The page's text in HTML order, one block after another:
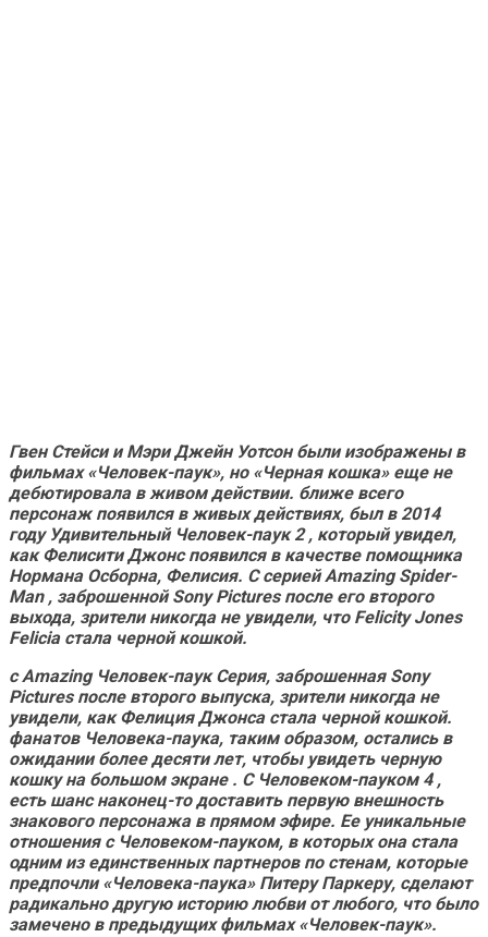
Гвен Стейси и Мэри Джейн Уотсон были изображены в
фильмах «Человек-паук», но «Черная кошка» еще не
дебютировала в живом действии. ближе всего
персонаж появился в живых действиях, был в 2014
году Удивительный Человек-паук 2, который увидел,
как Фелисити Джонс появился в качестве помощника
Нормана Осборна, Фелисия. С сериейAmazing Spider-
Man , заброшенной Sony Pictures после его второго
выхода, зрители никогда не увидели, что Felicity Jones
Felicia стала черной кошкой.
сAmazing Человек-паукСерия, заброшенная Sony
Pictures после второго выпуска, зрители никогда не
увидели, как Фелиция Джонса стала черной кошкой.
фанатов Человека-паука, таким образом, остались в
ожидании более десяти лет, чтобы увидеть черную
кошку на большом экране . С Человеком-пауком 4 ,
есть шанс наконец-то доставить первую внешность
знакового персонажа в прямом эфире. Ее уникальные
отношения с Человеком-пауком, в которых она стала
одним из единственных партнеров по стенам, которые
предпочли «Человека-паука» Питеру Паркеру, сделают
радикально другую историю любви от любого, что было
замечено в предыдущих фильмах «Человек-паук».